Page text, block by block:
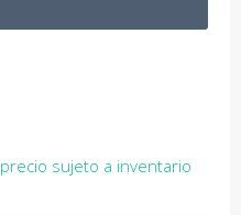
precio sujeto a inventario